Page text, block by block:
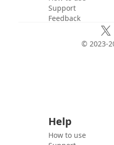
Support
Feedback
© 2023-
Help
How to use